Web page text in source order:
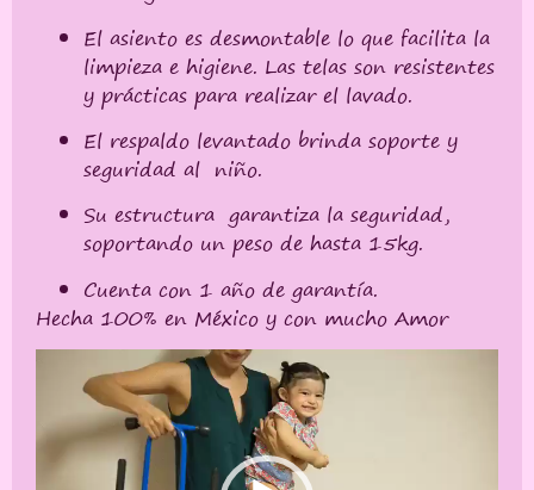
El asiento es desmontable lo que facilita la
limpieza e higiene. Las telas son resistentes
y prácticas para realizar el lavado.
El respaldo levantado brinda soporte y
seguridad al niño.
Su estructura garantiza la seguridad,
soportando un peso de hasta 15kg.
Cuenta con 1 año de garantía.
Hecha 100% en México y con mucho Amor
Reproductor
vídeo